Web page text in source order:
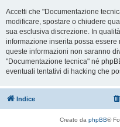
Accetti che "Documentazione
modificare, spostare o chiudere
sua esclusiva discrezione. In
informazione inserita possa
queste informazioni non saranno
"Documentazione tecnica" né
eventuali tentativi di hacking che
Indice
Creato da phpBB®